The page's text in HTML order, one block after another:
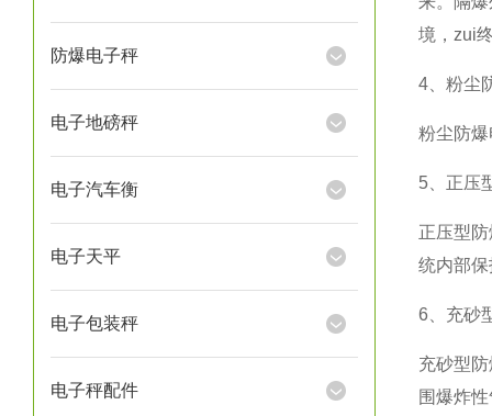
防爆电子秤
电子地磅秤
电子汽车衡
电子天平
电子包装秤
电子秤配件
境，zui
4 、粉尘
粉尘防爆
5 、正压
正压型
统内部
6 、充砂
充砂型
围爆炸